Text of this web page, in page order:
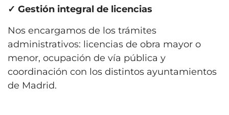
✓ Gestión integral de licencias
Nos encargamos de los trámites
administrativos: licencias de obra mayor o
menor, ocupación de vía pública y
coordinación con los distintos ayuntamientos
de Madrid.